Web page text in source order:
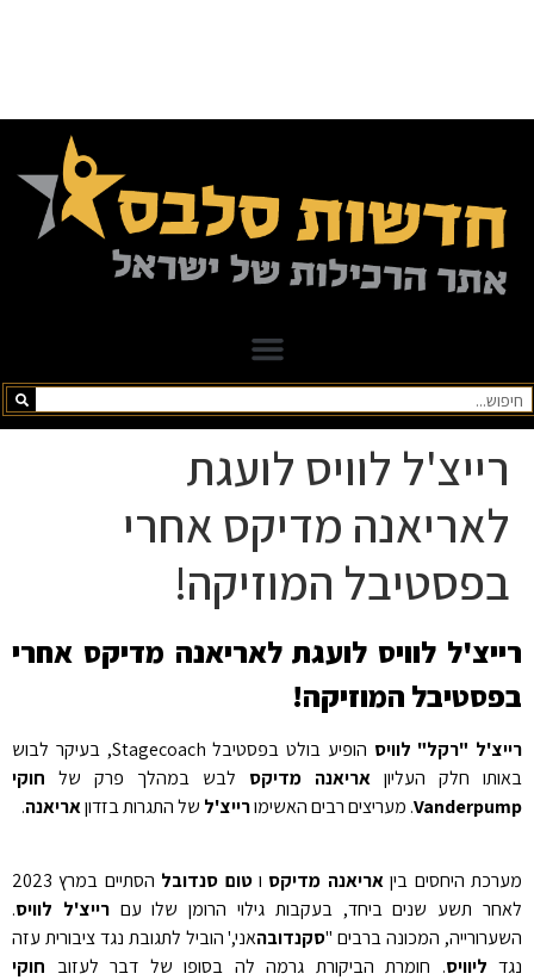
רייצ'ל לוויס לועגת
לאריאנה מדיקס אחרי
בפסטיבל המוזיקה!
רייצ'ל לוויס לועגת לאריאנה מדיקס אחרי
בפסטיבל המוזיקה!
רייצ'ל "רקל" לוויס
הופיע בולט בפסטיבל Stagecoach, בעיקר לבוש
באותו חלק העליון אריאנה מדיקס לבש במהלך פרק של חוקי
Vanderpump. מעריצים רבים האשימורייצ'ל של התגרות בזדוןאריאנה.
מערכת היחסים ביןאריאנה מדיקס וטום סנדובל
הסתיים במרץ 2023
לאחר תשע שנים ביחד, בעקבות גילוי הרומן שלו עםרייצ'ל לוויס.
השערורייה, המכונה ברבים "סקנדובהאני,' הוביל לתגובת נגד ציבורית עזה
נגד ליוויס. חומרת הביקורת גרמה לה בסופו של דבר לעזוב חוקי